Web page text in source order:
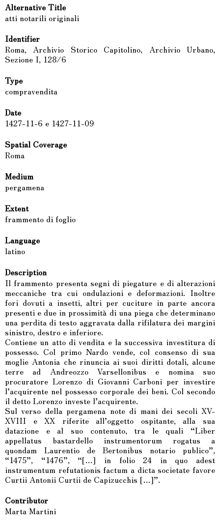
Alternative Title
atti notarili originali
Identifier
Roma, Archivio Storico Capitolino, Archivio Urbano,
Sezione I, 128/6
Type
compravendita
Date
1427-11-6 e 1427-11-09
Spatial Coverage
Roma
Medium
pergamena
Extent
frammento di foglio
Language
latino
Description
Il frammento presenta segni di piegature e di alterazioni
meccaniche tra cui ondulazioni e deformazioni. Inoltre
fori dovuti a insetti, altri per cuciture in parte ancora
presenti e due in prossimità di una piega che determinano
una perdita di testo aggravata dalla rifilatura dei margini
sinistro, destro e inferiore.
Contiene un atto di vendita e la successiva investitura di
possesso. Col primo Nardo vende, col consenso di sua
moglie Antonia che rinuncia ai suoi diritti dotali, alcune
terre ad Andreozzo Varsellonibus e nomina suo
procuratore Lorenzo di Giovanni Carboni per investire
l’acquirente nel possesso corporale dei beni. Col secondo
il detto Lorenzo investe l’acquirente.
Sul verso della pergamena note di mani dei secoli XV-
XVIII e XX riferite all’oggetto ospitante, alla sua
datazione e al suo contenuto, tra le quali “Liber
appellatus bastardello instrumentorum rogatus a
quondam Laurentio de Bertonibus notario publico”,
“1475”, “1476”, “[…] in folio 24 in quo adest
instrumentum refutationis factum a dicta societate favore
Curtii Antonii Curtii de Capizucchis […]”.
Contributor
Marta Martini